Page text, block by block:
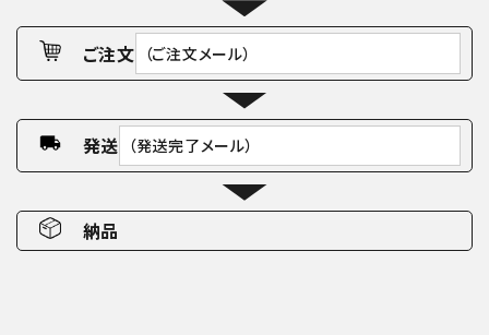
ご注文 （ご注文メール）
発送 （発送完了メール）
納品